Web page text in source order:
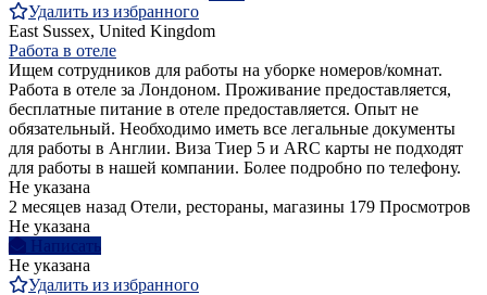
Удалить из избранного
East Sussex, United Kingdom
Работа в отеле
Ищем сотрудников для работы на уборке номеров/комнат.
Работа в отеле за Лондоном. Проживание предоставляется,
бесплатные питание в отеле предоставляется. Опыт не
обязательный. Необходимо иметь все легальные документы
для работы в Англии. Виза Тиер 5 и ARC карты не подходят
для работы в нашей компании. Более подробно по телефону.
Не указана
2 месяцев назад Отели, рестораны, магазины 179 Просмотров
Не указана
Написать
Не указана
Удалить из избранного